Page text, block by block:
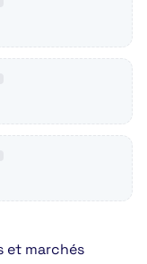
et marchés